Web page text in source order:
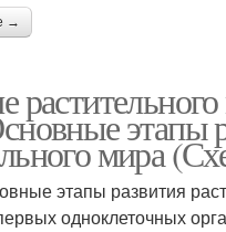
→
этапы
мира
этапы развития
одноклеточных